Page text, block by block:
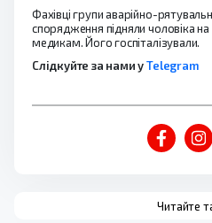
Фахівці групи аварійно-
спорядження підняли чоловіка
медикам. Його госпіталізували.
Слідкуйте за нами уTelegram
Читайте